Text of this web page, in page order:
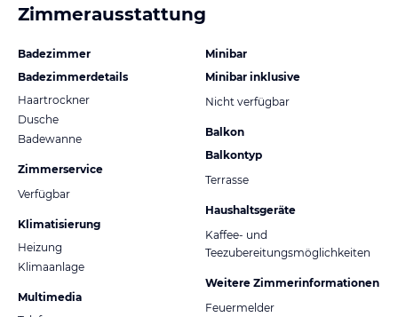
Zimmerausstattung
Badezimmer
Badezimmerdetails
Haartrockner
Dusche
Badewanne
Zimmerservice
Verfügbar
Klimatisierung
Heizung
Klimaanlage
Multimedia
Minibar
Minibar inklusive
Nicht verfügbar
Balkon
Balkontyp
Terrasse
Haushaltsgeräte
Kaffee- und
Teezubereitungsmöglichkeiten
Weitere Zimmerinformationen
Feuermelder